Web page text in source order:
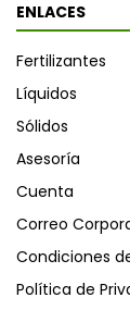
ENLACES
Fertilizantes
Líquidos
Sólidos
Asesoría
Cuenta
Correo
Condiciones
Política de